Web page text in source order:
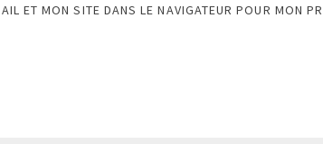
ET MON SITE DANS LE NAVIGATEUR POUR MON